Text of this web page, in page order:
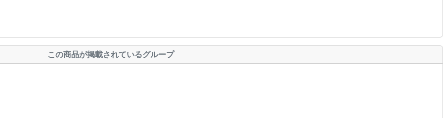
この商品が掲載されているグループ